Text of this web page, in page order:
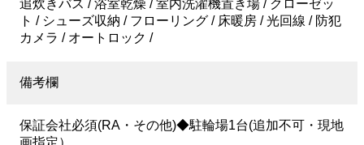
追炊きバス / 浴室乾燥 / 室内洗濯機置き場 / クローゼッ
ト / シューズ収納 / フローリング / 床暖房 / 光回線 / 防犯
カメラ / オートロック /
備考欄
保証会社必須(RA・その他)◆駐輪場1台(追加不可・現地